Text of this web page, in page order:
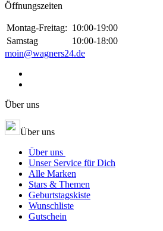
Öffnungszeiten
Montag-Freitag: 10:00-19:00
Samstag
10:00-18:00
moin@wagners24.de
Über uns
Über uns
Über uns
Unser Service für Dich
Alle Marken
Stars & Themen
Geburtstagskiste
Wunschliste
Gutschein